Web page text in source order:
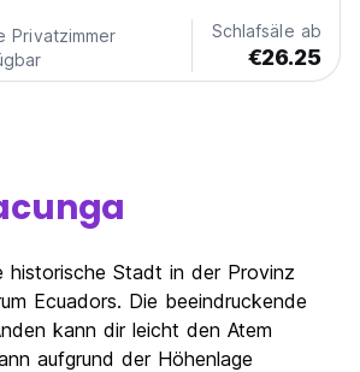
Privatzimmer
Schlafsäle ab
€26.25
historische Stadt in der Provinz
Ecuadors. Die beeindruckende
kann dir leicht den Atem
aufgrund der Höhenlage